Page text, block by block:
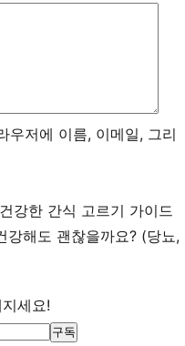
우저에 이름, 이메일, 그리
강한 간식 고르기 가이드
강해도 괜찮을까요? (당뇨,
세요!